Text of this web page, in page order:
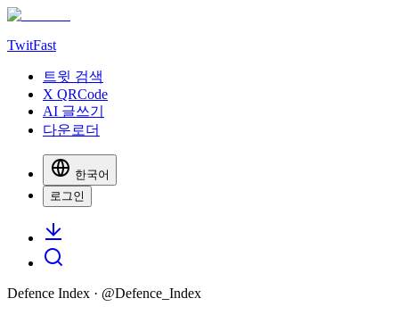
TwitFast
트윗 검색
X QRCode
AI 글쓰기
다운로더
한국어
로그인
Defence Index · @Defence_Index